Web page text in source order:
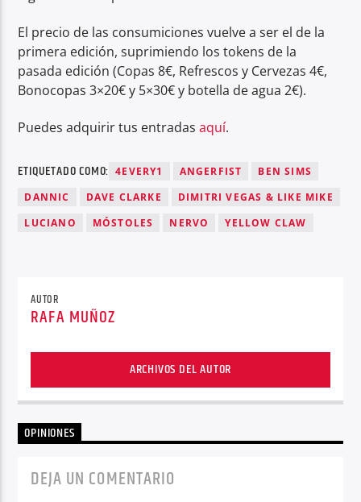
El precio de las consumiciones vuelve a ser el de la
primera edición, suprimiendo los tokens de la
pasada edición (Copas 8€, Refrescos y Cervezas 4€,
Bonocopas 3×20€ y 5×30€ y botella de agua 2€).
Puedes adquirir tus entradasaquí.
ETIQUETADO COMO: 4EVERY1 ANGERFIST
BEN SIMS
DANNIC
DAVE CLARKE
DIMITRI VEGAS & LIKE MIKE
LUCIANO
MÓSTOLES NERVO YELLOW CLAW
AUTOR
RAFA MUÑOZ
ARCHIVOS DEL AUTOR
OPINIONES
DEJA UN COMENTARIO